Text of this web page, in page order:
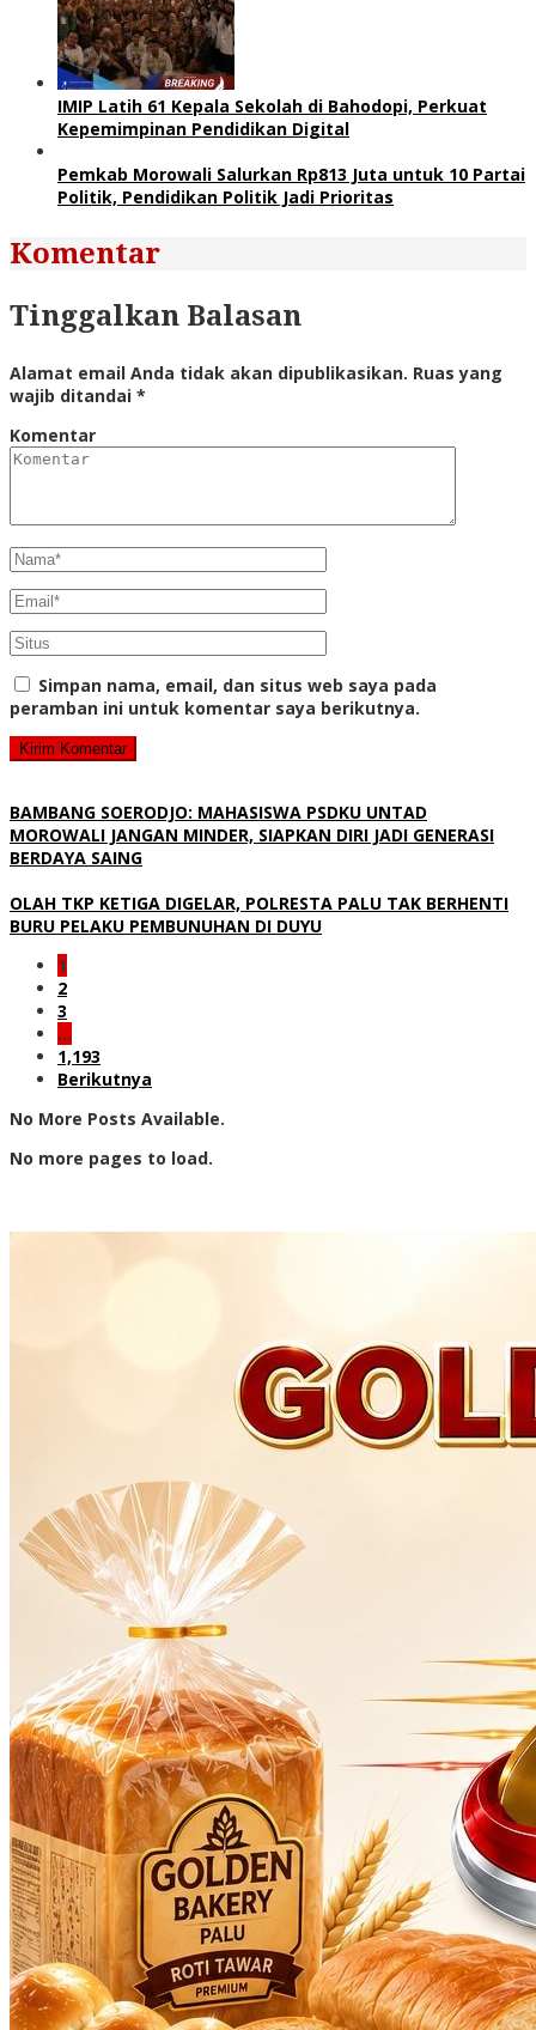
IMIP Latih 61 Kepala Sekolah di Bahodopi, Perkuat
Kepemimpinan Pendidikan Digital
Pemkab Morowali Salurkan Rp813 Juta untuk 10 Partai
Politik, Pendidikan Politik Jadi Prioritas
Komentar
Tinggalkan Balasan
Alamat email Anda tidak akan dipublikasikan. Ruas yang
wajib ditandai *
Komentar
Simpan nama, email, dan situs web saya pada
peramban ini untuk komentar saya berikutnya.
BAMBANG SOERODJO: MAHASISWA PSDKU UNTAD
MOROWALI JANGAN MINDER, SIAPKAN DIRI JADI GENERASI
BERDAYA SAING
OLAH TKP KETIGA DIGELAR, POLRESTA PALU TAK BERHENTI
BURU PELAKU PEMBUNUHAN DI DUYU
1
2
3
…
1,193
Berikutnya
No More Posts Available.
No more pages to load.